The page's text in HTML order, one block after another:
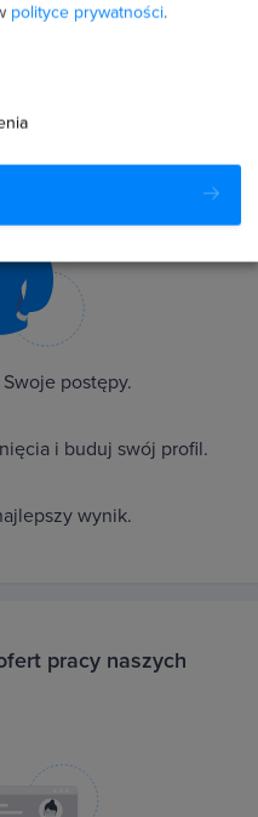
postępy.
i buduj swój profil.
wynik.
pracy naszych
polityce prywatności.